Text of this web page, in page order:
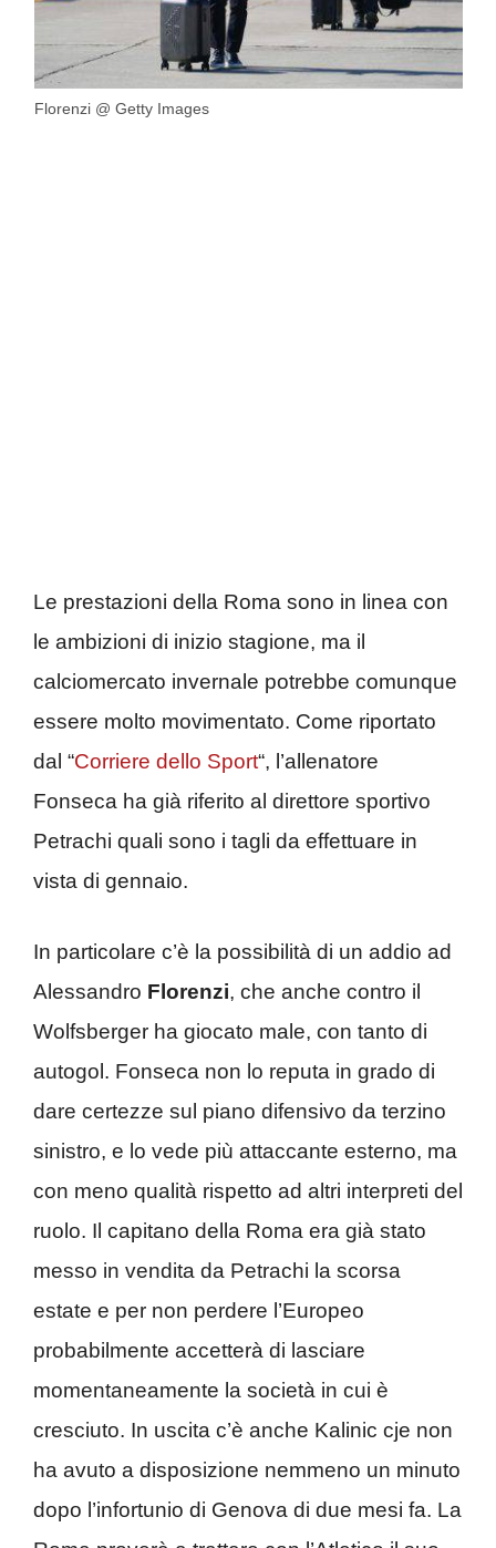
Florenzi @ Getty Images
Le prestazioni della Roma sono in linea con
le ambizioni di inizio stagione, ma il
calciomercato invernale potrebbe comunque
essere molto movimentato. Come riportato
dal “Corriere dello Sport“, l’allenatore
Fonseca ha già riferito al direttore sportivo
Petrachi quali sono i tagli da effettuare in
vista di gennaio.
In particolare c’è la possibilità di un addio ad
Alessandro Florenzi, che anche contro il
Wolfsberger ha giocato male, con tanto di
autogol. Fonseca non lo reputa in grado di
dare certezze sul piano difensivo da terzino
sinistro, e lo vede più attaccante esterno, ma
con meno qualità rispetto ad altri interpreti del
ruolo. Il capitano della Roma era già stato
messo in vendita da Petrachi la scorsa
estate e per non perdere l’Europeo
probabilmente accetterà di lasciare
momentaneamente la società in cui è
cresciuto. In uscita c’è anche Kalinic cje non
ha avuto a disposizione nemmeno un minuto
dopo l’infortunio di Genova di due mesi fa. La